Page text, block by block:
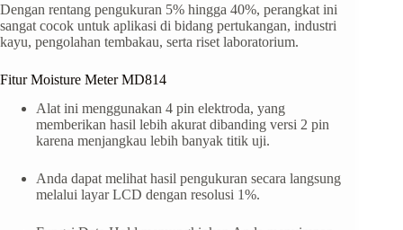
Dengan rentang pengukuran 5% hingga 40%, perangkat ini
sangat cocok untuk aplikasi di bidang pertukangan, industri
kayu, pengolahan tembakau, serta riset laboratorium.
Fitur Moisture Meter MD814
Alat ini menggunakan 4 pin elektroda, yang
memberikan hasil lebih akurat dibanding versi 2 pin
karena menjangkau lebih banyak titik uji.
Anda dapat melihat hasil pengukuran secara langsung
melalui layar LCD dengan resolusi 1%.